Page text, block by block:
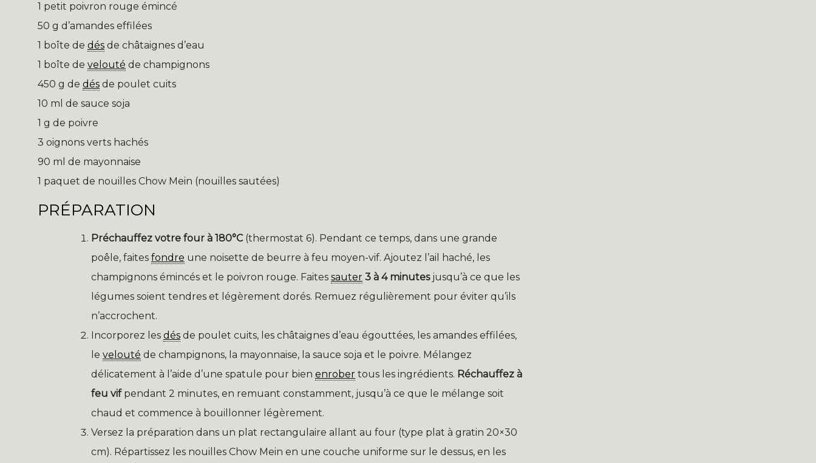
1 petit poivron rouge émincé
50 g d’amandes effilées
1 boîte de dés de châtaignes d’eau
1 boîte de velouté de champignons
450 g de dés de poulet cuits
10 ml de sauce soja
1 g de poivre
3 oignons verts hachés
90 ml de mayonnaise
1 paquet de nouilles Chow Mein (nouilles sautées)
PRÉPARATION
Préchauffez votre four à 180°C(thermostat 6). Pendant ce temps, dans une grande
poêle, faites fondre une noisette de beurre à feu moyen-vif. Ajoutez l’ail haché, les
champignons émincés et le poivron rouge. Faites sauter 3 à 4 minutesjusqu’à ce que les
légumes soient tendres et légèrement dorés. Remuez régulièrement pour éviter qu’ils
n’accrochent.
Incorporez les dés de poulet cuits, les châtaignes d’eau égouttées, les amandes effilées,
le velouté de champignons, la mayonnaise, la sauce soja et le poivre. Mélangez
délicatement à l’aide d’une spatule pour bien enrober tous les ingrédients. Réchauffez à
feu vifpendant 2 minutes, en remuant constamment, jusqu’à ce que le mélange soit
chaud et commence à bouillonner légèrement.
Versez la préparation dans un plat rectangulaire allant au four (type plat à gratin 20×30
cm). Répartissez les nouilles Chow Mein en une couche uniforme sur le dessus, en les